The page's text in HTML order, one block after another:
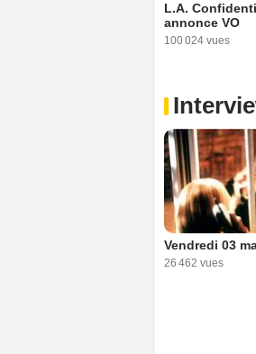
L.A.
annonce VO
100 024 vues
Vendredi 03
26 462 vues